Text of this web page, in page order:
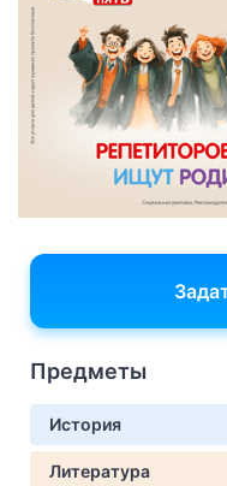
Предметы
История
Литература